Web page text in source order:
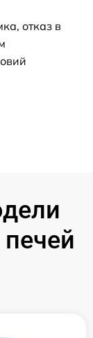
отказ в